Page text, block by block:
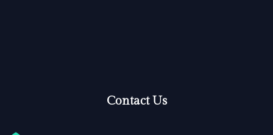
Contact Us